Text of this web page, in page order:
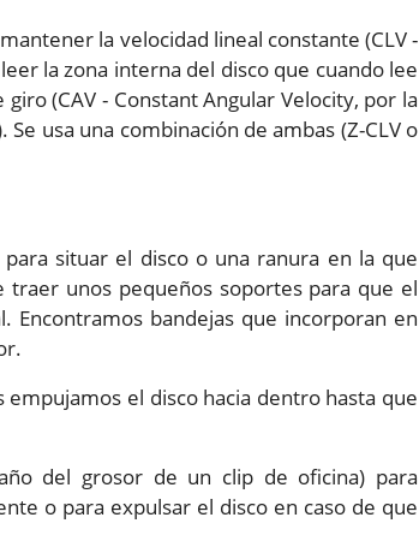
la velocidad lineal constante (CLV -
la zona interna del disco que cuando lee
(CAV - Constant Angular Velocity, por la
usa una combinación de ambas (Z-CLV o
situar el disco o una ranura en la que
traer unos pequeños soportes para que el
Encontramos bandejas que incorporan en
el disco hacia dentro hasta que
del grosor de un clip de oficina) para
o para expulsar el disco en caso de que